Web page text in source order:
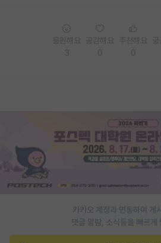
학술 정보 게시판
홍보 게시판
커리어
카카오 계정과 연동하여 게
댓글 알람, 소식등을 빠르게